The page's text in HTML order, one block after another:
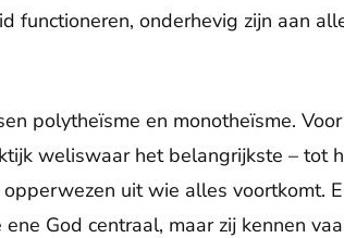
functioneren, onderhevig zijn aan
polytheïsme en monotheïsme.
weliswaar het belangrijkste – tot
opperwezen uit wie alles voortkomt.
God centraal, maar zij kennen